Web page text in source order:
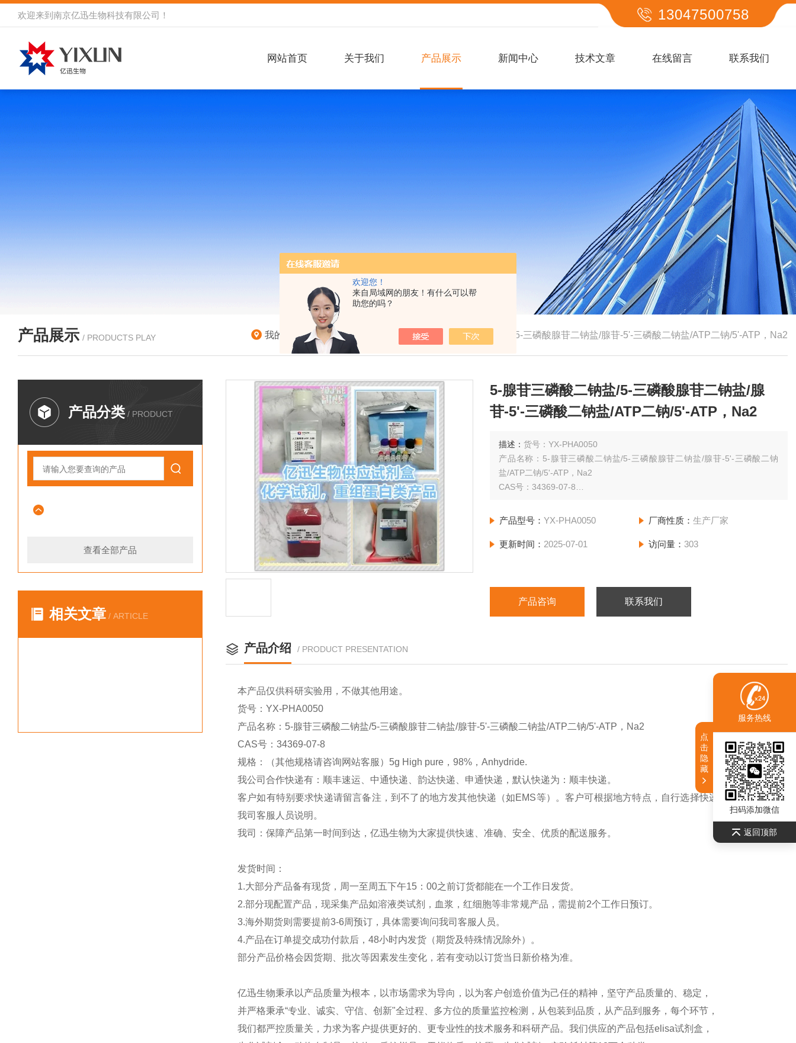
欢迎您！
来自局域网的朋友！有什么可以帮
助您的吗？
欢迎来到 南京亿迅生物科技有限公司 ！ 13047500758
网站首页 关于我们 产品展示 新闻中心 技术文章 在线留言 联系我们
产品展示 / PRODUCTS PLAY 我的位置： 首页>产品展示 > >>5-腺苷三磷酸二钠盐/5-三磷酸腺苷二钠盐/腺苷-5'-三磷酸二钠盐/ATP二钠/5'-ATP，Na2
产品分类 / PRODUCT
查看全部产品
相关文章 / ARTICLE
5-腺苷三磷酸二钠盐/5-三磷酸腺苷二钠盐/腺
苷-5'-三磷酸二钠盐/ATP二钠/5'-ATP，Na2
描述：货号：YX-PHA0050
产品名称：5-腺苷三磷酸二钠盐/5-三磷酸腺苷二钠盐/腺苷-5'-三磷酸二钠
盐/ATP二钠/5'-ATP，Na2
CAS号：34369-07-8
产品型号：YX-PHA0050 厂商性质： 生产厂家
更新时间： 2025-07-01 访问量： 303
产品咨询 联系我们
产品介绍 / PRODUCT PRESENTATION
本产品仅供科研实验用，不做其他用途。
货号：YX-PHA0050
产品名称：5-腺苷三磷酸二钠盐/5-三磷酸腺苷二钠盐/腺苷-5'-三磷酸二钠盐/ATP二钠/5'-ATP，Na2
CAS号：34369-07-8
规格：（其他规格请咨询网站客服）5g High pure，98%，Anhydride.
我公司合作快递有：顺丰速运、中通快递、韵达快递、申通快递，默认快递为：顺丰快递。
客户如有特别要求快递请留言备注，到不了的地方发其他快递（如EMS等）。客户可根据地方特点，自行选择快递公司，请联系
我司客服人员说明。
我司：保障产品第一时间到达，亿迅生物为大家提供快速、准确、安全、优质的配送服务。
发货时间：
1.大部分产品备有现货，周一至周五下午15：00之前订货都能在一个工作日发货。
2.部分现配置产品，现采集产品如溶液类试剂，血浆，红细胞等非常规产品，需提前2个工作日预订。
3.海外期货则需要提前3-6周预订，具体需要询问我司客服人员。
4.产品在订单提交成功付款后，48小时内发货（期货及特殊情况除外）。
部分产品价格会因货期、批次等因素发生变化，若有变动以订货当日新价格为准。
亿迅生物秉承以产品质量为根本，以市场需求为导向，以为客户创造价值为己任的精神，坚守产品质量的、稳定，
并严格秉承“专业、诚实、守信、创新"全过程、多方位的质量监控检测，从包装到品质，从产品到服务，每个环节，
我们都严控质量关，力求为客户提供更好的、更专业性的技术服务和科研产品。我们供应的产品包括elisa试剂盒，
服务热线
扫码添加微信
返回顶部
点
击
隐
藏